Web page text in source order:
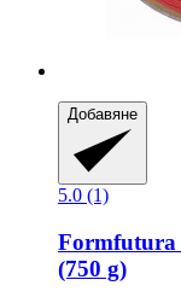
Добавяне
5.0 (1)
Formfutura
(750 g)